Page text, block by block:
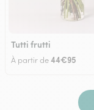
Tutti frutti
À partir de44€95